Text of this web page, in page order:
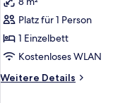
für
Einzelzimmer
anzeigen
Platz für 1 Person
1 Einzelbett
Kostenloses WLAN
Weitere Details
Weitere